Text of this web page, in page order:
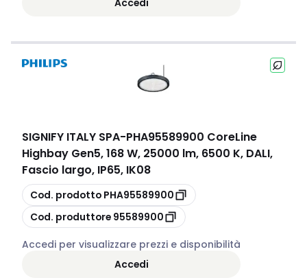
SIGNIFY ITALY SPA-PHA95589900 CoreLine
Highbay Gen5, 168 W, 25000 lm, 6500 K, DALI,
Fascio largo, IP65, IK08
copia
Cod. prodotto PHA95589900
copia
Cod. produttore 95589900
Accedi per visualizzare prezzi e disponibilità
Accedi